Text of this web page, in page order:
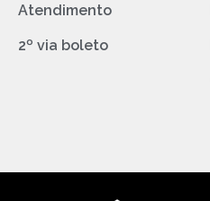
Atendimento
2º via boleto